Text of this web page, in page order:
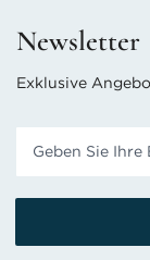
Newsletter
Exklusive